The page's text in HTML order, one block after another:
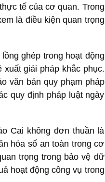
tế của cơ quan. Trong
là điều kiện quan trọng
ghép trong hoạt động
giải pháp khắc phục.
văn bản quy phạm pháp
quy định pháp luật ngày
Cai không đơn thuần là
hóa số an toàn trong cơ
trọng trong bảo vệ dữ
hoạt động công vụ trong